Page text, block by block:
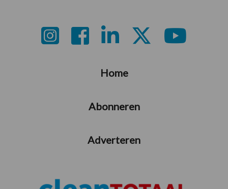
Home
Abonneren
Adverteren